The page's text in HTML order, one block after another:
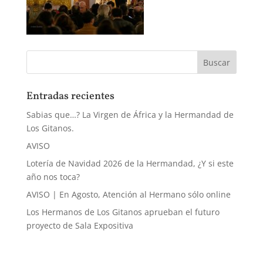
Entradas recientes
Sabias que…? La Virgen de África y la Hermandad de
Los Gitanos.
AVISO
Lotería de Navidad 2026 de la Hermandad, ¿Y si este
año nos toca?
AVISO | En Agosto, Atención al Hermano sólo online
Los Hermanos de Los Gitanos aprueban el futuro
proyecto de Sala Expositiva